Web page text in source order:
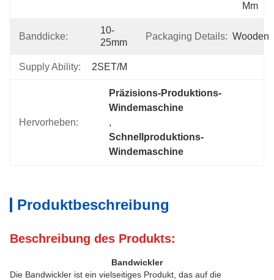
Mm
Banddicke:
10-
25mm
Packaging Details: Wooden
Supply Ability: 2SET/M
Hervorheben:
Präzisions-Produktions-
Windemaschine
,
Schnellproduktions-
Windemaschine
Produktbeschreibung
Beschreibung des Produkts:
Bandwickler
Die Bandwickler ist ein vielseitiges Produkt, das auf die